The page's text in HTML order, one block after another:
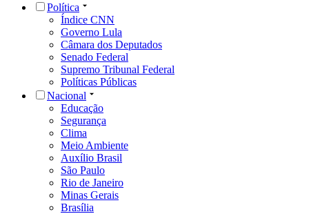
Política
Índice CNN
Governo Lula
Câmara dos Deputados
Senado Federal
Supremo Tribunal Federal
Políticas Públicas
Nacional
Educação
Segurança
Clima
Meio Ambiente
Auxílio Brasil
São Paulo
Rio de Janeiro
Minas Gerais
Brasília